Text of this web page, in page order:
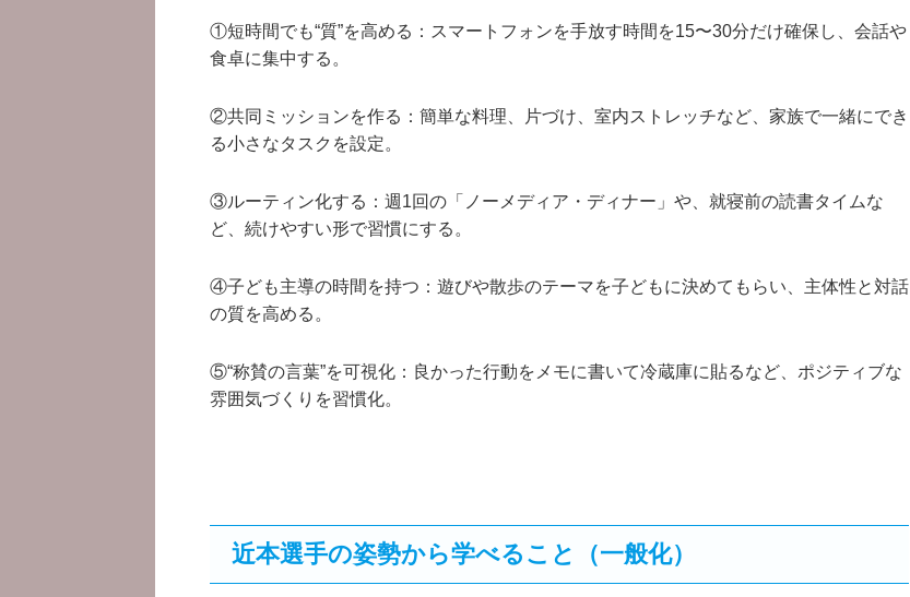
①短時間でも“質”を高める：スマートフォンを手放す時間を15〜30分だけ確保し、会話や
食卓に集中する。
②共同ミッションを作る：簡単な料理、片づけ、室内ストレッチなど、家族で一緒にでき
る小さなタスクを設定。
③ルーティン化する：週1回の「ノーメディア・ディナー」や、就寝前の読書タイムな
ど、続けやすい形で習慣にする。
④子ども主導の時間を持つ：遊びや散歩のテーマを子どもに決めてもらい、主体性と対話
の質を高める。
⑤“称賛の言葉”を可視化：良かった行動をメモに書いて冷蔵庫に貼るなど、ポジティブな
雰囲気づくりを習慣化。
近本選手の姿勢から学べること（一般化）